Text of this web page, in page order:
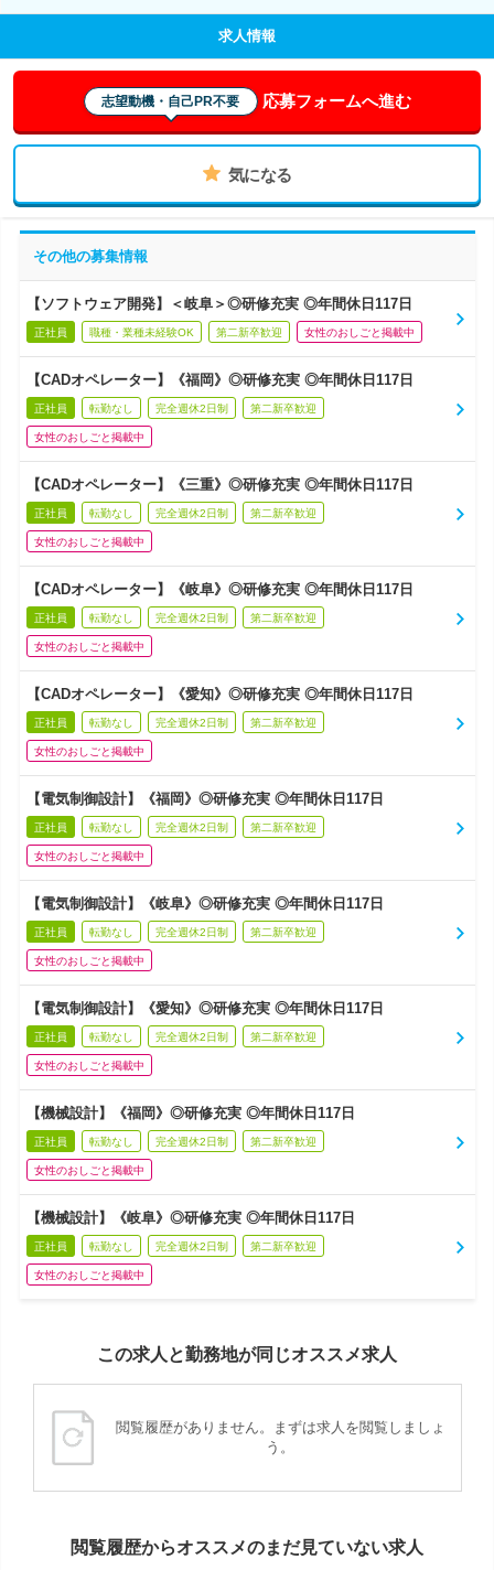
求人情報
志望動機・自己PR不要 応募フォームへ進む
気になる
その他の募集情報
【ソフトウェア開発】＜岐阜＞◎研修充実 ◎年間休日117日
正社員 職種・業種未経験OK 第二新卒歓迎 女性のおしごと掲載中
【CADオペレーター】《福岡》◎研修充実 ◎年間休日117日
正社員 転勤なし 完全週休2日制 第二新卒歓迎
女性のおしごと掲載中
【CADオペレーター】《三重》◎研修充実 ◎年間休日117日
正社員 転勤なし 完全週休2日制 第二新卒歓迎
女性のおしごと掲載中
【CADオペレーター】《岐阜》◎研修充実 ◎年間休日117日
正社員 転勤なし 完全週休2日制 第二新卒歓迎
女性のおしごと掲載中
【CADオペレーター】《愛知》◎研修充実 ◎年間休日117日
正社員 転勤なし 完全週休2日制 第二新卒歓迎
女性のおしごと掲載中
【電気制御設計】《福岡》◎研修充実 ◎年間休日117日
正社員 転勤なし 完全週休2日制 第二新卒歓迎
女性のおしごと掲載中
【電気制御設計】《岐阜》◎研修充実 ◎年間休日117日
正社員 転勤なし 完全週休2日制 第二新卒歓迎
女性のおしごと掲載中
【電気制御設計】《愛知》◎研修充実 ◎年間休日117日
正社員 転勤なし 完全週休2日制 第二新卒歓迎
女性のおしごと掲載中
【機械設計】《福岡》◎研修充実 ◎年間休日117日
正社員 転勤なし 完全週休2日制 第二新卒歓迎
女性のおしごと掲載中
【機械設計】《岐阜》◎研修充実 ◎年間休日117日
正社員 転勤なし 完全週休2日制 第二新卒歓迎
女性のおしごと掲載中
この求人と勤務地が同じオススメ求人
閲覧履歴がありません。まずは求人を閲覧しましょ
う。
閲覧履歴からオススメのまだ見ていない求人